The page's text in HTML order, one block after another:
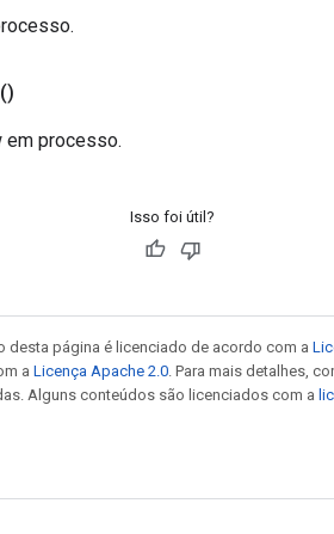
()
em processo.
Isso foi útil?
desta página é licenciado de acordo com a
a Licença Apache 2.0 . Para mais detalhes,
Alguns conteúdos são licenciados com a